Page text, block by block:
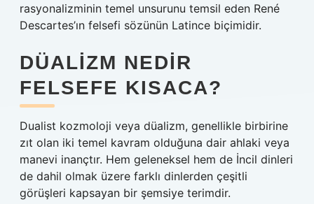
rasyonalizminin temel unsurunu temsil eden René
Descartes’ın felsefi sözünün Latince biçimidir.
DÜALIZM NEDIR
FELSEFE KISACA?
Dualist kozmoloji veya düalizm, genellikle birbirine
zıt olan iki temel kavram olduğuna dair ahlaki veya
manevi inançtır. Hem geleneksel hem de İncil dinleri
de dahil olmak üzere farklı dinlerden çeşitli
görüşleri kapsayan bir şemsiye terimdir.